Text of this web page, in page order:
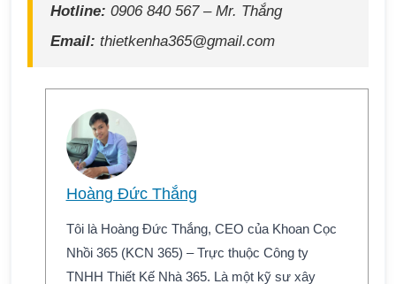
Hotline: 0906 840 567 – Mr. Thắng
Email: thietkenha365@gmail.com
Hoàng Đức Thắng
Tôi là Hoàng Đức Thắng, CEO của Khoan Cọc
Nhồi 365 (KCN 365) – Trực thuộc Công ty
TNHH Thiết Kế Nhà 365. Là một kỹ sư xây